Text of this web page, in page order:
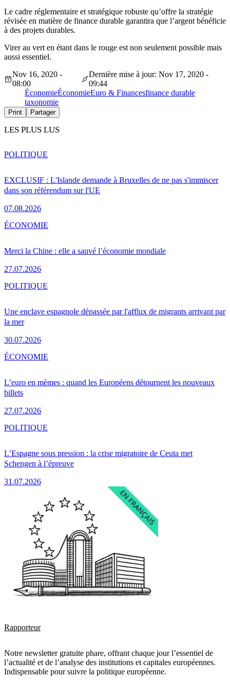
Le cadre réglementaire et stratégique robuste qu’offre la stratégie
révisée en matière de finance durable garantira que l’argent bénéficie
à des projets durables.
Virer au vert en étant dans le rouge est non seulement possible mais
aussi essentiel.
Nov 16, 2020 -
08:00
Dernière mise à jour: Nov 17, 2020 -
09:44
ÉconomieÉconomieEuro & Financesfinance durable
taxonomie
Print Partager
LES PLUS LUS
EXCLUSIF : L'Islande demande à Bruxelles de ne pas s'immiscer
dans son référendum sur l'UE
07.08.2026
POLITIQUE
Merci la Chine : elle a sauvé l’économie mondiale
27.07.2026
ÉCONOMIE
Une enclave espagnole dépassée par l'afflux de migrants arrivant par
la mer
30.07.2026
POLITIQUE
L’euro en mèmes : quand les Européens détournent les nouveaux
billets
27.07.2026
ÉCONOMIE
L’Espagne sous pression : la crise migratoire de Ceuta met
Schengen à l’épreuve
31.07.2026
POLITIQUE
Rapporteur
Notre newsletter gratuite phare, offrant chaque jour l’essentiel de
l’actualité et de l’analyse des institutions et capitales européennes.
Indispensable pour suivre la politique européenne.